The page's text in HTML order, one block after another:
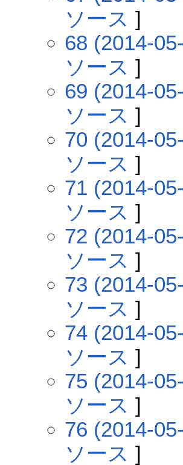
ソース ]
68 (2014-
ソース ]
69 (2014-
ソース ]
70 (2014-
ソース ]
71 (2014-
ソース ]
72 (2014-
ソース ]
73 (2014-
ソース ]
74 (2014-
ソース ]
75 (2014-
ソース ]
76 (2014-
ソース ]